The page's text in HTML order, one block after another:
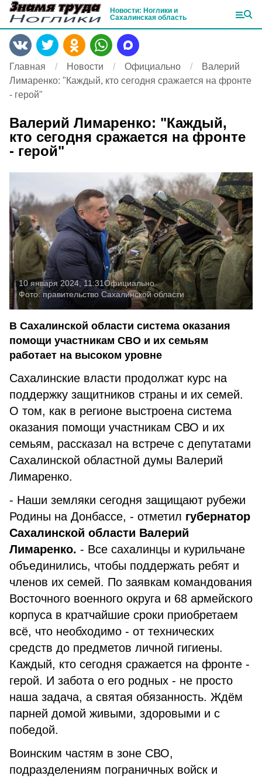
Новости: Ноглики и
Сахалинская область
Главная Новости Официально
Валерий
Лимаренко: "Каждый, кто сегодня сражается на фронте
- герой"
Валерий Лимаренко: "Каждый,
кто сегодня сражается на фронте
- герой"
10 января 2024, 11:31Официально
Фото:правительство Сахалинской области
В Сахалинской области система оказания
помощи участникам СВО и их семьям
работает на высоком уровне
Сахалинские власти продолжат курс на
поддержку защитников страны и их семей.
О том, как в регионе выстроена система
оказания помощи участникам СВО и их
семьям, рассказал на встрече с депутатами
Сахалинской областной думы Валерий
Лимаренко.
- Наши земляки сегодня защищают рубежи
Родины на Донбассе, - отметил губернатор
Сахалинской области Валерий
Лимаренко. - Все сахалинцы и курильчане
объединились, чтобы поддержать ребят и
членов их семей. По заявкам командования
Восточного военного округа и 68 армейского
корпуса в кратчайшие сроки приобретаем
всё, что необходимо - от технических
средств до предметов личной гигиены.
Каждый, кто сегодня сражается на фронте -
герой. И забота о его родных - не просто
наша задача, а святая обязанность. Ждём
парней домой живыми, здоровыми и с
победой.
Воинским частям в зоне СВО,
подразделениям пограничных войск и